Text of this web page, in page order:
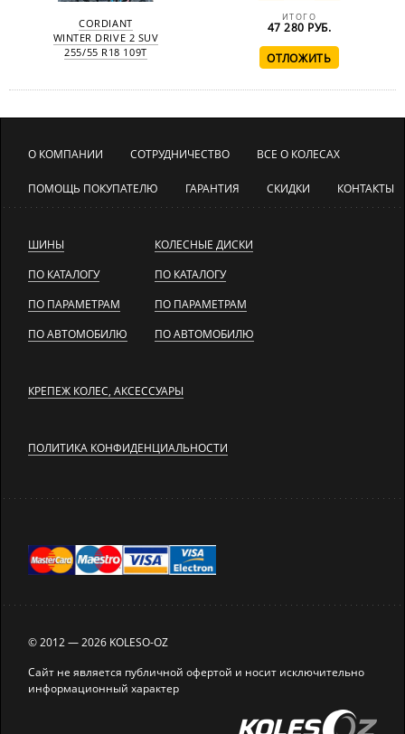
CORDIANT
WINTER DRIVE 2 SUV
255/55 R18 109T
ИТОГО
47 280 РУБ.
О КОМПАНИИ СОТРУДНИЧЕСТВО ВСЕ О КОЛЕСАХ
ПОМОЩЬ ПОКУПАТЕЛЮ ГАРАНТИЯ СКИДКИ КОНТАКТЫ
ШИНЫ
ПО КАТАЛОГУ
ПО ПАРАМЕТРАМ
ПО АВТОМОБИЛЮ
КОЛЕСНЫЕ ДИСКИ
ПО КАТАЛОГУ
ПО ПАРАМЕТРАМ
ПО АВТОМОБИЛЮ
КРЕПЕЖ КОЛЕС, АКСЕССУАРЫ
ПОЛИТИКА КОНФИДЕНЦИАЛЬНОСТИ
© 2012 — 2026 KOLESO-OZ
Сайт не является публичной офертой и носит исключительно
информационный характер